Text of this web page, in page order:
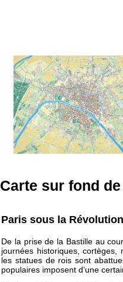
Carte sur fond
Paris sous la Révolution
De la prise de la Bastille au
journées historiques, cortèges,
les statues de rois sont
populaires imposent d’une